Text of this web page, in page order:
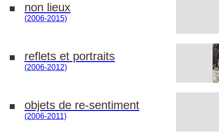
non lieux
(2006-2015)
reflets et portraits
(2006-2012)
objets de re-sentiment
(2006-2011)